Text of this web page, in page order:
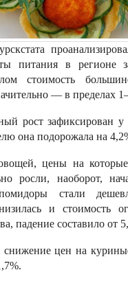
питания в регионе
стоимость
— в пределах
рост зафиксирован у
она подорожала на
цены на
росли, наоборот,
стали
и стоимость
падение составило от
снижение цен на